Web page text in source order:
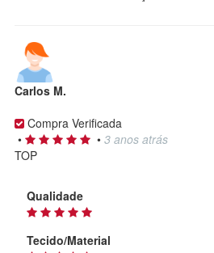
Carlos M.
Compra Verificada
•
• 3 anos atrás
TOP
Qualidade
Tecido/Material